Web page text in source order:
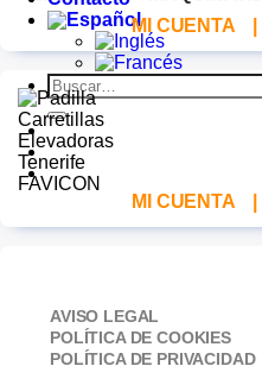
Buscar
por:
MI CUENTA
MI CUENTA
AVISO LEGAL
POLÍTICA DE COOKIES
POLÍTICA DE PRIVACIDAD